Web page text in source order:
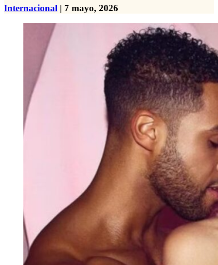
Internacional | 7 mayo, 2026